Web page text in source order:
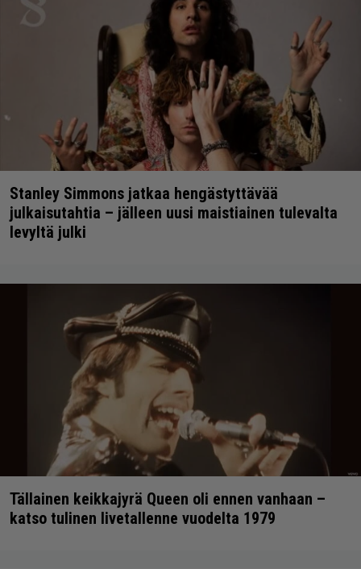
Stanley Simmons jatkaa hengästyttävää
julkaisutahtia – jälleen uusi maistiainen tulevalta
levyltä julki
Tällainen keikkajyrä Queen oli ennen vanhaan –
katso tulinen livetallenne vuodelta 1979